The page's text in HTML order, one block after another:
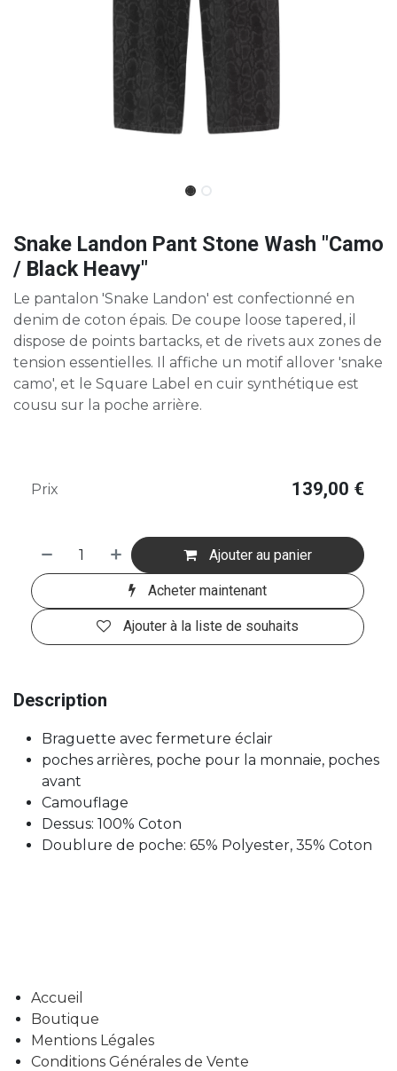
Snake Landon Pant Stone Wash "Camo
/ Black Heavy"
Le pantalon 'Snake Landon' est confectionné en
denim de coton épais. De coupe loose tapered, il
dispose de points bartacks, et de rivets aux zones de
tension essentielles. Il affiche un motif allover 'snake
camo', et le Square Label en cuir synthétique est
cousu sur la poche arrière.
Ajouter au panier
Acheter maintenant
Ajouter à la liste de souhaits
Prix 139,00 €
Description
Braguette avec fermeture éclair
poches arrières, poche pour la monnaie, poches
avant
Camouflage
Dessus: 100% Coton
Doublure de poche: 65% Polyester, 35% Coton
Accueil
Boutique
Mentions Légales
Conditions Générales de Vente